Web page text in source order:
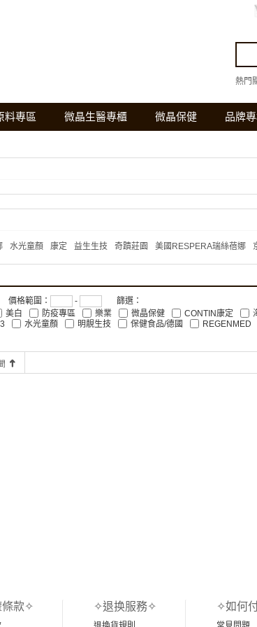
熱門
料專區 微晶生醫專櫃 微晶保健 品牌
水光童顏 康定 益生生技 奇蹟莊園 美國RESPERA瑞絲蓓娜
價格範圍： -
篩選：
美白 防疫專區 樂業 微晶保健 CONTIN康定
水光童顏 明靚生技 保健食品/德國 REGENMED
條款✧ ✧退换服務✧ ✧如何